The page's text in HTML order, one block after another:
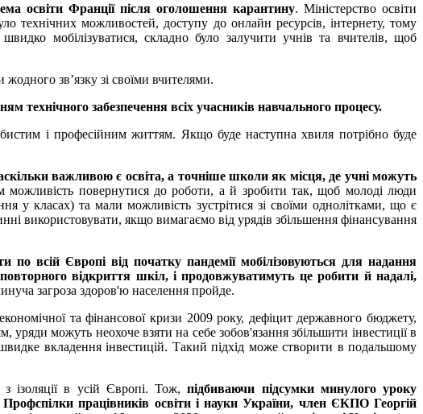
освіти Франції після оголошення карантину. Міністерство освіти
технічних можливостей, доступу до онлайн ресурсів, інтернету, тому
мобілізуватися, складно було залучити учнів та вчителів, щоб
зв’язку зі своїми вчителями.
технічного забезпечення всіх учасників навчального процесу.
і професійним життям. Якщо буде наступна хвиля потрібно буде
важливою є освіта, а точніше школи як місця, де учні можуть
можливість повернутися до роботи, а й зробити так, щоб молоді люди
у класах) та мали можливість зустрітися зі своїми однолітками, що є
використовувати, якщо вимагаємо від урядів збільшення фінансування
по всій Європі від початку пандемії мобілізовуються для надання
відкриття шкіл, і продовжуватимуть це робити й надалі,
загроза здоров'ю населення пройде.
та фінансової кризи 2009 року, дефіцит державного бюджету,
можуть неохоче взяти на себе зобов'язання збільшити інвестиції в
вкладення інвестицій. Такий підхід може створити в подальшому
з ізоляції в усій Європі. Тож,підбиваючи підсумки минулого уроку
працівників освіти і науки України, член ЄКПО Георгій